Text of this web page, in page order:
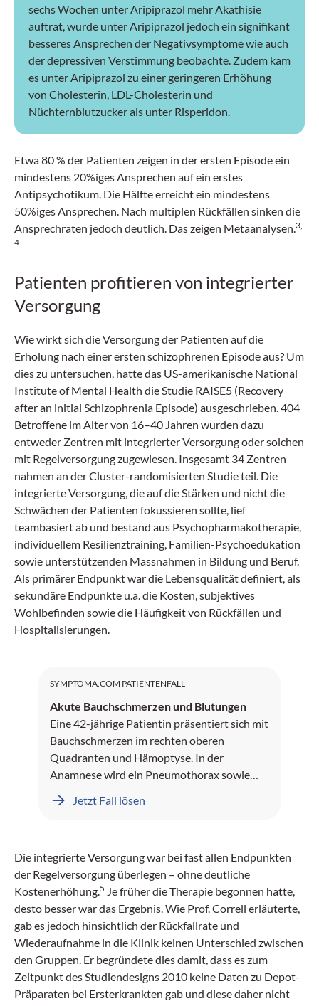
sechs Wochen unter Aripiprazol mehr Akathisie
auftrat, wurde unter Aripiprazol jedoch ein signifikant
besseres Ansprechen der Negativsymptome wie auch
der depressiven Verstimmung beobachte. Zudem kam
es unter Aripiprazol zu einer geringeren Erhöhung
von Cholesterin, LDL-Cholesterin und
Nüchternblutzucker als unter Risperidon.
Etwa 80 % der Patienten zeigen in der ersten Episode ein
mindestens 20%iges Ansprechen auf ein erstes
Antipsychotikum. Die Hälfte erreicht ein mindestens
50%iges Ansprechen. Nach multiplen Rückfällen sinken die
Ansprechraten jedoch deutlich. Das zeigen Metaanalysen. 3,
4
Patienten profitieren von integrierter
Versorgung
Wie wirkt sich die Versorgung der Patienten auf die
Erholung nach einer ersten schizophrenen Episode aus? Um
dies zu untersuchen, hatte das US-amerikanische National
Institute of Mental Health die Studie RAISE5 (Recovery
after an initial Schizophrenia Episode) ausgeschrieben. 404
Betroffene im Alter von 16–40 Jahren wurden dazu
entweder Zentren mit integrierter Versorgung oder solchen
mit Regelversorgung zugewiesen. Insgesamt 34 Zentren
nahmen an der Cluster-randomisierten Studie teil. Die
integrierte Versorgung, die auf die Stärken und nicht die
Schwächen der Patienten fokussieren sollte, lief
teambasiert ab und bestand aus Psychopharmakotherapie,
individuellem Resilienztraining, Familien-Psychoedukation
sowie unterstützenden Massnahmen in Bildung und Beruf.
Als primärer Endpunkt war die Lebensqualität definiert, als
sekundäre Endpunkte u.a. die Kosten, subjektives
Wohlbefinden sowie die Häufigkeit von Rückfällen und
Hospitalisierungen.
SYMPTOMA.COM PATIENTENFALL
Akute Bauchschmerzen und Blutungen
Eine 42-jährige Patientin präsentiert sich mit
Bauchschmerzen im rechten oberen
Quadranten und Hämoptyse. In der
Anamnese wird ein Pneumothorax sowie
Jetzt Fall lösen
Die integrierte Versorgung war bei fast allen Endpunkten
der Regelversorgung überlegen – ohne deutliche
Kostenerhöhung. 5 Je früher die Therapie begonnen hatte,
desto besser war das Ergebnis. Wie Prof. Correll erläuterte,
gab es jedoch hinsichtlich der Rückfallrate und
Wiederaufnahme in die Klinik keinen Unterschied zwischen
den Gruppen. Er begründete dies damit, dass es zum
Zeitpunkt des Studiendesigns 2010 keine Daten zu Depot-
Präparaten bei Ersterkrankten gab und diese daher nicht